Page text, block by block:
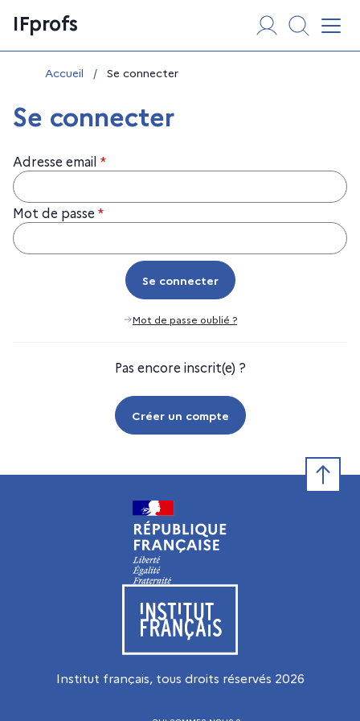
au
contenu
IFprofs
Vous êtes ici :
Accueil / Se connecter
Se connecter
Adresse email *
Mot de passe *
Se connecter
Se connecter
Mot de passe oublié ?
Pas encore inscrit(e) ?
Créer un compte
Visiter le site de l’Institut français
Institut français, tous droits réservés 2026